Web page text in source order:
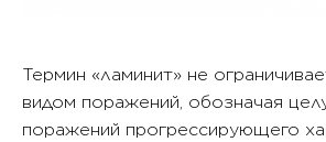
Термин «ламинит» не
видом поражений, обозначая
поражений прогрессирующего